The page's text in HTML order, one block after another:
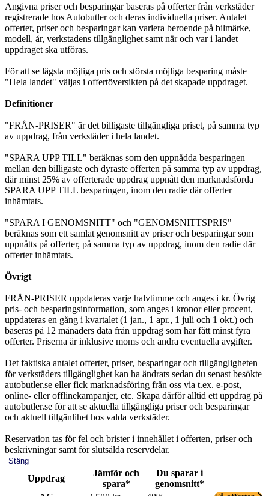
Angivna priser och besparingar baseras på offerter från verkstäder
registrerade hos Autobutler och deras individuella priser. Antalet
offerter, priser och besparingar kan variera beroende på bilmärke,
modell, år, verkstadens tillgänglighet samt när och var i landet
uppdraget ska utföras.
För att se lägsta möjliga pris och största möjliga besparing måste
"Hela landet" väljas i offertöversikten på det skapade uppdraget.
Definitioner
"FRÅN-PRISER" är det billigaste tillgängliga priset, på samma typ
av uppdrag, från verkstäder i hela landet.
"SPARA UPP TILL" beräknas som den uppnådda besparingen
mellan den billigaste och dyraste offerten på samma typ av uppdrag,
där minst 25% av offerterade uppdrag uppnått den marknadsförda
SPARA UPP TILL besparingen, inom den radie där offerter
inhämtats.
"SPARA I GENOMSNITT" och "GENOMSNITTSPRIS"
beräknas som ett samlat genomsnitt av priser och besparingar som
uppnåtts på offerter, på samma typ av uppdrag, inom den radie där
offerter inhämtats.
Övrigt
FRÅN-PRISER uppdateras varje halvtimme och anges i kr. Övrig
pris- och besparingsinformation, som anges i kronor eller procent,
uppdateras en gång i kvartalet (1 jan., 1 apr., 1 juli och 1 okt.) och
baseras på 12 månaders data från uppdrag som har fått minst fyra
offerter. Priserna är inklusive moms och andra eventuella avgifter.
Det faktiska antalet offerter, priser, besparingar och tillgängligheten
för verkstäders tillgänglighet kan ha ändrats sedan du senast besökte
autobutler.se eller fick marknadsföring från oss via t.ex. e-post,
online- eller offlinekampanjer, etc. Skapa därför alltid ett uppdrag på
autobutler.se för att se aktuella tillgängliga priser och besparingar
och aktuell tillgänlihet hos valda verkstäder.
Reservation tas för fel och brister i innehållet i offerten, priser och
beskrivningar samt för slutsålda reservdelar.
Stäng
Uppdrag
Jämför och
spara*
Du sparar i
genomsnitt*